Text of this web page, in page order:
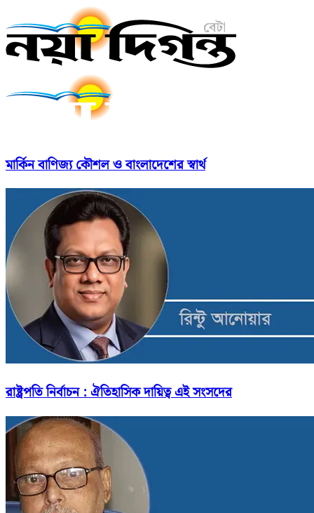
মার্কিন বাণিজ্য কৌশল ও বাংলাদেশের স্বার্থ
রাষ্ট্রপতি নির্বাচন : ঐতিহাসিক দায়িত্ব এই সংসদের